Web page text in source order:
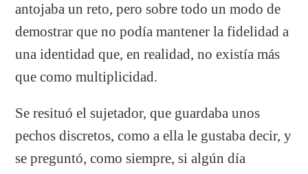
antojaba un reto, pero sobre todo un modo de
demostrar que no podía mantener la fidelidad a
una identidad que, en realidad, no existía más
que como multiplicidad.
Se resituó el sujetador, que guardaba unos
pechos discretos, como a ella le gustaba decir, y
se preguntó, como siempre, si algún día